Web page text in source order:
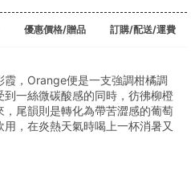
優惠價格/贈品 訂購/配送/運費
，Orange便是一支強調柑橘調
一絲微碳酸感的同時，彷彿柳橙
尾韻則是轉化為帶苦澀感的葡萄
，在炎熱天氣時喝上一杯消暑又